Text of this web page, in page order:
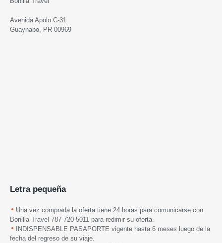
Avenida Apolo C-31
Guaynabo, PR 00969
Letra pequeña
Una vez comprada la oferta tiene 24 horas para comunicarse con
Bonilla Travel 787-720-5011 para redimir su oferta.
INDISPENSABLE PASAPORTE vigente hasta 6 meses luego de la
fecha del regreso de su viaje.